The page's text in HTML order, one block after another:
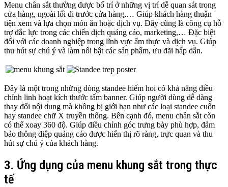
Menu chân sắt thường được bố trí ở những vị trí dễ quan sát trong
cửa hàng, ngoài lối đi trước cửa hàng,… Giúp khách hàng thuận
tiện xem và lựa chọn món ăn hoặc dịch vụ. Đây cũng là công cụ hỗ
trợ đắc lực trong các chiến dịch quảng cáo, marketing,… Đặc biệt
đối với các doanh nghiệp trong lĩnh vực ẩm thực và dịch vụ. Giúp
thu hút sự chú ý và làm nổi bật các sản phẩm, ưu đãi hấp dẫn.
Đây là một trong những dòng standee hiếm hoi có khả năng điều
chỉnh linh hoạt kích thước tấm banner. Giúp người dùng dễ dàng
thay đổi nội dung mà không bị giới hạn như các loại standee cuốn
hay standee chữ X truyền thống. Bên cạnh đó, menu chân sắt còn
có thể xoay 360 độ. Giúp điều chỉnh góc trưng bày phù hợp, đảm
bảo thông điệp quảng cáo được hiển thị rõ ràng, trực quan và thu
hút sự chú ý của khách hàng.
3. Ứng dụng của menu khung sắt trong thực
tế